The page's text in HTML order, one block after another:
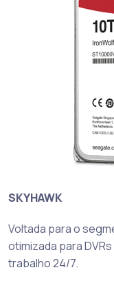
SKYHAWK
Voltada para o
otimizada para
trabalho 24/7.